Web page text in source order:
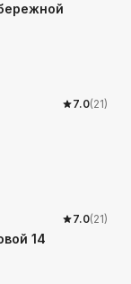
7.0(21)
7.0(21)
14